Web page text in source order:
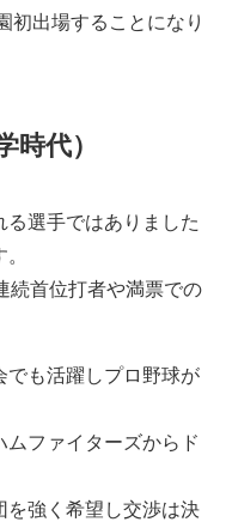
初出場することになり
時代）
選手ではありました
続首位打者や満票での
でも活躍しプロ野球が
ファイターズからド
を強く希望し交渉は決